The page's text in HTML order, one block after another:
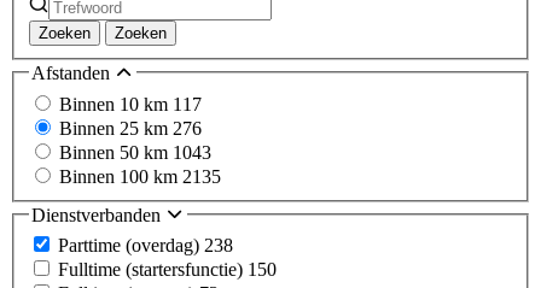
Zoeken Zoeken
Afstanden
Binnen 10 km 117
Binnen 25 km 276
Binnen 50 km 1043
Binnen 100 km 2135
Dienstverbanden
Parttime (overdag) 238
Fulltime (startersfunctie) 150